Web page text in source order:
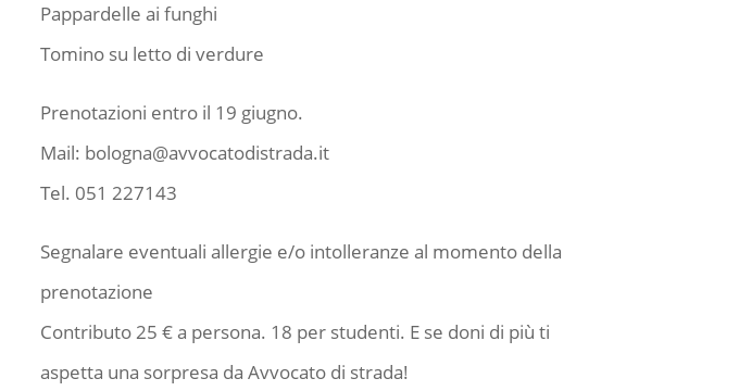
Pappardelle ai funghi
Tomino su letto di verdure
Prenotazioni entro il 19 giugno.
Mail: bologna@avvocatodistrada.it
Tel. 051 227143
Segnalare eventuali allergie e/o intolleranze al momento della
prenotazione
Contributo 25 € a persona. 18 per studenti. E se doni di più ti
aspetta una sorpresa da Avvocato di strada!